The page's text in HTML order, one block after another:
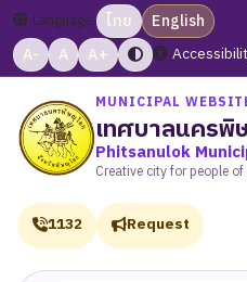
Language: ไทย
English
A-
A A+
MUNICIPAL
เทศบาลนครพิ
Phitsanulok
Creative city for people
1132 Request